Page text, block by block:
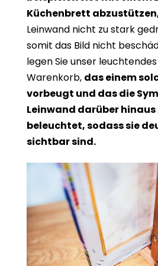
Küchenbrett
Leinwand nicht zu stark
somit das Bild nicht
legen Sie unser
Warenkorb, das einem
vorbeugt und das die
Leinwand darüber
beleuchtet, sodass sie
sichtbar sind.